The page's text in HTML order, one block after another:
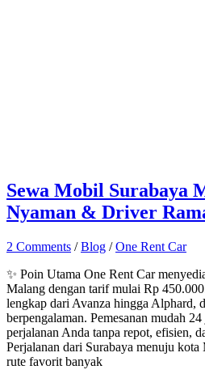
Sewa Mobil Surabaya
Nyaman & Driver
2 Comments /Blog /One Rent Car
✨ Poin Utama One Rent Car
Malang dengan tarif mulai Rp
lengkap dari Avanza hingga Alphard,
berpengalaman. Pemesanan mudah
perjalanan Anda tanpa repot, efisien,
Perjalanan dari Surabaya menuju
rute favorit banyak